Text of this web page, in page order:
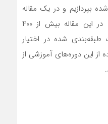
بپردازیم و در یک مقاله
تمام آن‌ها را کنار هم بگذاریم. در این مقاله بیش از ۴۰۰
شده در اختیار
از این دوره‌های آموزشی از